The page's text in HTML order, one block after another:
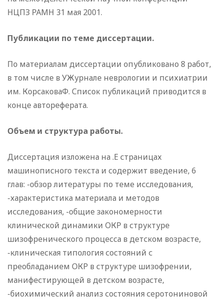
НЦПЗ РАМН 31 мая 2001.
Публикации по теме диссертации.
По материалам диссертации опубликовано 8 работ,
в том числе в УЖурнале неврологии и психиатрии
им. КорсаковаФ. Список публикаций приводится в
конце автореферата.
Объем и структура работы.
Диссертация изложена на .Е страницах
машинописного текста и содержит введение, 6
глав: -обзор литературы по теме исследования,
-характеристика материала и методов
исследования, -общие закономерности
клинической динамики ОКР в структуре
шизофренического процесса в детском возрасте,
-клиническая типология состояний с
преобладанием ОКР в структуре шизофрении,
манифестирующей в детском возрасте,
-биохимический анализ состояния серотониновой